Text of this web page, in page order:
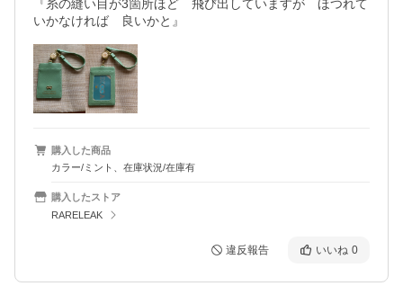
『糸の縫い目が3箇所ほど　飛び出していますが　ほつれて
いかなければ　良いかと』
購入した商品
カラー/ミント、在庫状況/在庫有
購入したストア
RARELEAK
違反報告 いいね 0